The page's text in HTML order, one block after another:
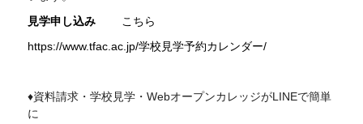
見学申し込み
こちら
https://www.tfac.ac.jp/学校見学予約カレンダー/
♦資料請求・学校見学・WebオープンカレッジがLINEで簡単
に